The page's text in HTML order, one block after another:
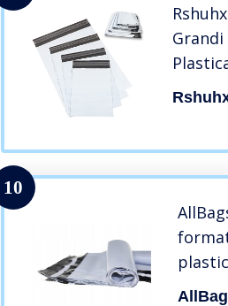
Postali
10
buste